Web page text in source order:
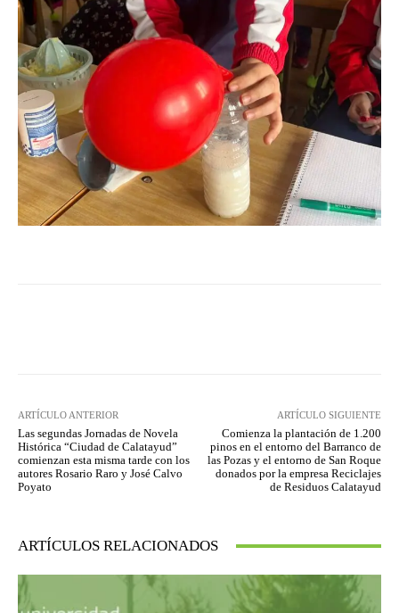
ARTÍCULO ANTERIOR
Las segundas Jornadas de Novela
Histórica “Ciudad de Calatayud”
comienzan esta misma tarde con los
autores Rosario Raro y José Calvo
Poyato
ARTÍCULO SIGUIENTE
Comienza la plantación de 1.200
pinos en el entorno del Barranco de
las Pozas y el entorno de San Roque
donados por la empresa Reciclajes
de Residuos Calatayud
ARTÍCULOS RELACIONADOS